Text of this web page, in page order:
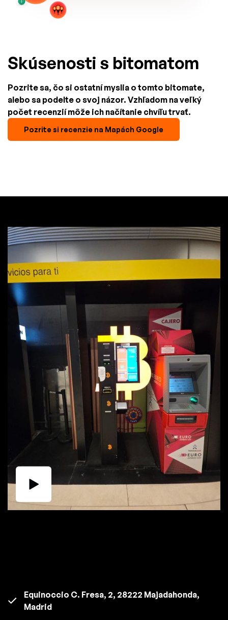
Skúsenosti s bitomatom
Pozrite sa, čo si ostatní myslia o tomto bitomate,
alebo sa podelte o svoj názor. Vzhľadom na veľký
počet recenzií môže ich načítanie chvíľu trvať.
Pozrite si recenzie na Mapách Google
Equinoccio C. Fresa, 2, 28222 Majadahonda,
Madrid